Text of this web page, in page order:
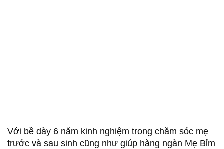
Với bề dày 6 năm kinh nghiệm trong chăm sóc mẹ
trước và sau sinh cũng như giúp hàng ngàn Mẹ Bỉm